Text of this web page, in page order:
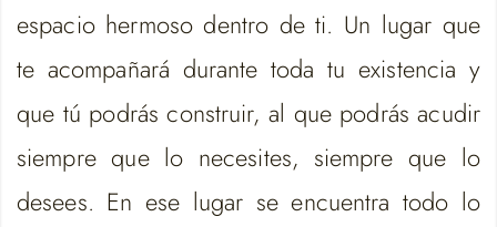
espacio hermoso dentro de ti. Un lugar que
te acompañará durante toda tu existencia y
que tú podrás construir, al que podrás acudir
siempre que lo necesites, siempre que lo
desees. En ese lugar se encuentra todo lo